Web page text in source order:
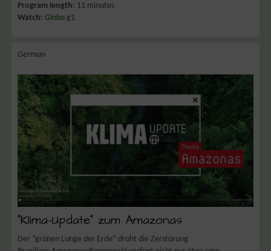
Program length: 11 minutes
Watch:Globo g1
German
“Klima-Update” zum Amazonas
Der “grünen Lunge der Erde” droht die Zerstörung